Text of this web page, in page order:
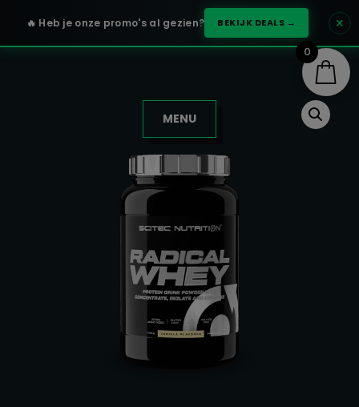
🔥 Heb je onze promo's al gezien? BEKIJK DEALS → ✕
MENU
0